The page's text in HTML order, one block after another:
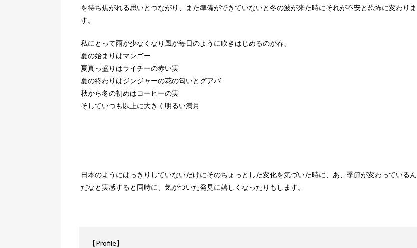
を待ち焦がれる思いとつながり、また準備ができていないと冬の波が来た時にそれが不安と恐怖に変わりま
す。
私にとって雨が少なくなり風が毎日のように吹きはじめるのが春、
夏の始まりはマンゴー
夏真っ盛りはライチーの赤い実
夏の終わりはジンジャーの花の匂いとグアバ
秋から冬の初めはコーヒーの実
そしていつも以上に大きく明るい満月
日本のようにはっきりしていないだけにそのちょっとした変化を気づいた時に、あ、季節が変わっているん
だなと実感すると同時に、気がついた発見に嬉しくなったりもします。
【Profile】